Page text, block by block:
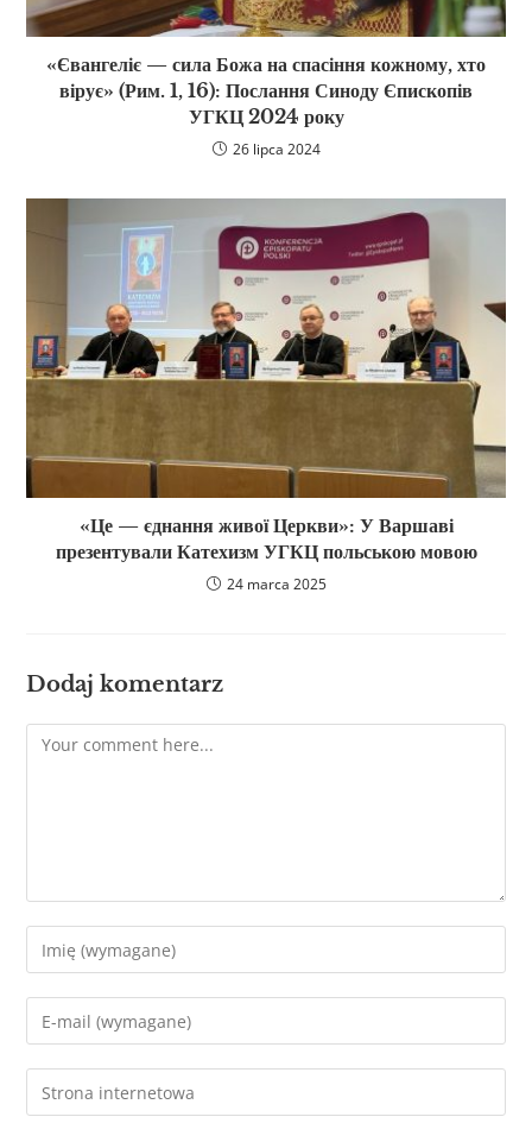
«Євангеліє — сила Божа на спасіння кожному, хто
вірує» (Рим. 1, 16): Послання Синоду Єпископів
УГКЦ 2024 року
26 lipca 2024
«Це — єднання живої Церкви»: У Варшаві
презентували Катехизм УГКЦ польською мовою
24 marca 2025
Dodaj komentarz